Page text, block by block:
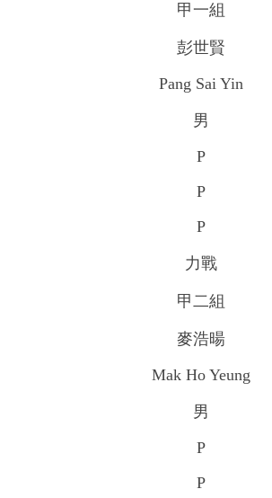
甲一組
彭世賢
Pang Sai Yin
男
P
P
P
力戰
甲二組
麥浩暘
Mak Ho Yeung
男
P
P